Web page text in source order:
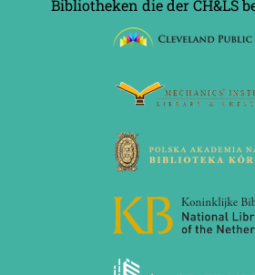
Bibliotheken die der CH&LS